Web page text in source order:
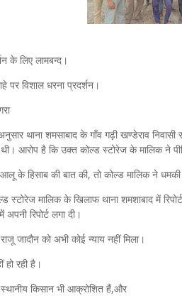
के लिए लामबन्द।
पर विशाल धरना प्रदर्शन।
थाना शमसाबाद के गाँव गढ़ी खण्डेराव
आरोप है कि उक्त कोल्ड स्टोरेज के मालिक ने
के हिसाब की बात की, तो कोल्ड मालिक ने
स्टोरेज मालिक के खिलाफ थाना शमशाबाद में
रिपोर्ट लगा दी।
जादौन को अभी कोई न्याय नहीं मिला।
हो रही है।
किसान भी आक्रोशित हैं,और